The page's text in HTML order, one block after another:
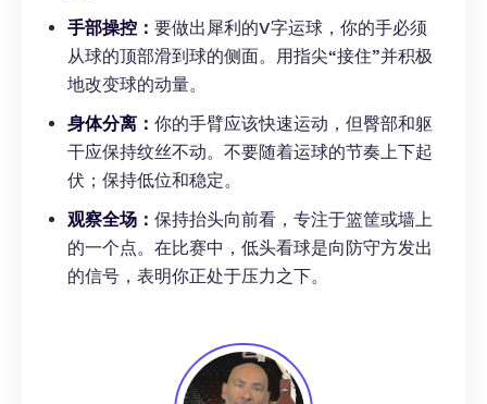
手部操控： 要做出犀利的V字运球，你的手必须
从球的顶部滑到球的侧面。用指尖“接住”并积极
地改变球的动量。
身体分离： 你的手臂应该快速运动，但臀部和躯
干应保持纹丝不动。不要随着运球的节奏上下起
伏；保持低位和稳定。
观察全场： 保持抬头向前看，专注于篮筐或墙上
的一个点。在比赛中，低头看球是向防守方发出
的信号，表明你正处于压力之下。